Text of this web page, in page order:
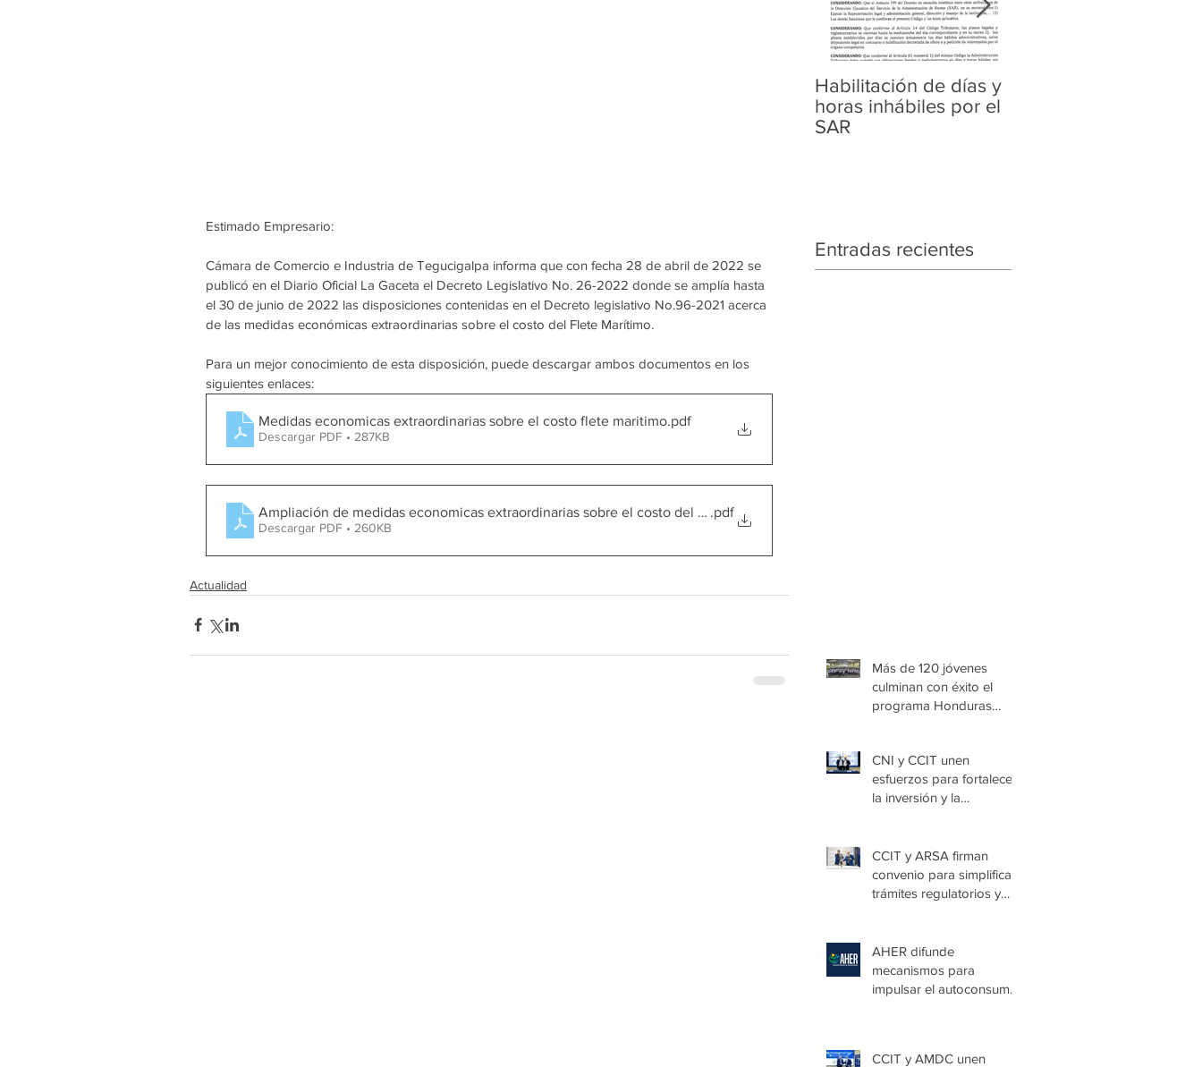
Estimado Empresario:
Cámara de Comercio e Industria de Tegucigalpa informa que con fecha 28 de abril de 2022 se
publicó en el Diario Oficial La Gaceta el Decreto Legislativo No. 26-2022 donde se amplía hasta
el 30 de junio de 2022 las disposiciones contenidas en el Decreto legislativo No.96-2021 acerca
de las medidas económicas extraordinarias sobre el costo del Flete Marítimo.
Para un mejor conocimiento de esta disposición, puede descargar ambos documentos en los
siguientes enlaces:
Medidas economicas extraordinarias sobre el costo flete maritimo.pdf
Descargar PDF • 287KB
Ampliación de medidas economicas extraordinarias sobre el costo del flete maritimo
.pdf
Descargar PDF • 260KB
Actualidad
Habilitación de días y
horas inhábiles por el
SAR
Entradas recientes
Más de 120 jóvenes
culminan con éxito el
programa Honduras
CNI y CCIT unen
esfuerzos para fortalecer
la inversión y la
CCIT y ARSA firman
convenio para simplificar
trámites regulatorios y
AHER difunde
mecanismos para
impulsar el autoconsumo
CCIT y AMDC unen